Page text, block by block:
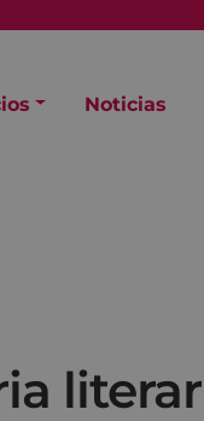
Noticias